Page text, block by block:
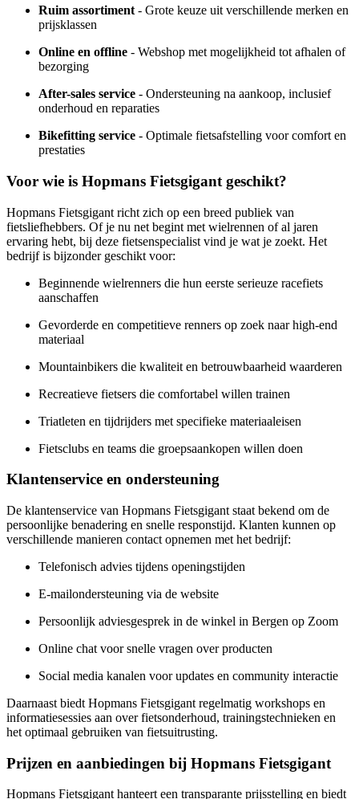
Ruim assortiment - Grote keuze uit verschillende merken en
prijsklassen
Online en offline - Webshop met mogelijkheid tot afhalen of
bezorging
After-sales service - Ondersteuning na aankoop, inclusief
onderhoud en reparaties
Bikefitting service - Optimale fietsafstelling voor comfort en
prestaties
Voor wie is Hopmans Fietsgigant geschikt?
Hopmans Fietsgigant richt zich op een breed publiek van
fietsliefhebbers. Of je nu net begint met wielrennen of al jaren
ervaring hebt, bij deze fietsenspecialist vind je wat je zoekt. Het
bedrijf is bijzonder geschikt voor:
Beginnende wielrenners die hun eerste serieuze racefiets
aanschaffen
Gevorderde en competitieve renners op zoek naar high-end
materiaal
Mountainbikers die kwaliteit en betrouwbaarheid waarderen
Recreatieve fietsers die comfortabel willen trainen
Triatleten en tijdrijders met specifieke materiaaleisen
Fietsclubs en teams die groepsaankopen willen doen
Klantenservice en ondersteuning
De klantenservice van Hopmans Fietsgigant staat bekend om de
persoonlijke benadering en snelle responstijd. Klanten kunnen op
verschillende manieren contact opnemen met het bedrijf:
Telefonisch advies tijdens openingstijden
E-mailondersteuning via de website
Persoonlijk adviesgesprek in de winkel in Bergen op Zoom
Online chat voor snelle vragen over producten
Social media kanalen voor updates en community interactie
Daarnaast biedt Hopmans Fietsgigant regelmatig workshops en
informatiesessies aan over fietsonderhoud, trainingstechnieken en
het optimaal gebruiken van fietsuitrusting.
Prijzen en aanbiedingen bij Hopmans Fietsgigant
Hopmans Fietsgigant hanteert een transparante prijsstelling en biedt